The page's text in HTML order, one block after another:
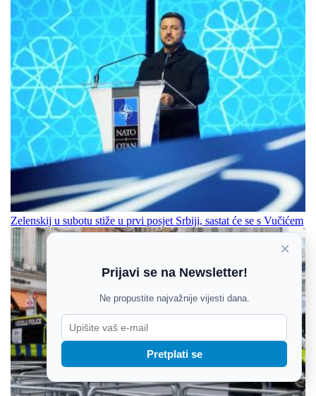
Zelenskij u subotu stiže u prvi posjet Srbiji, sastat će se s Vučićem
×
Prijavi se na Newsletter!
Ne propustite najvažnije vijesti dana.
Pretplati se